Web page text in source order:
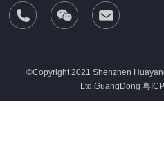
©Copyright 2021 Shenzhen
Ltd.GuangDong 粤